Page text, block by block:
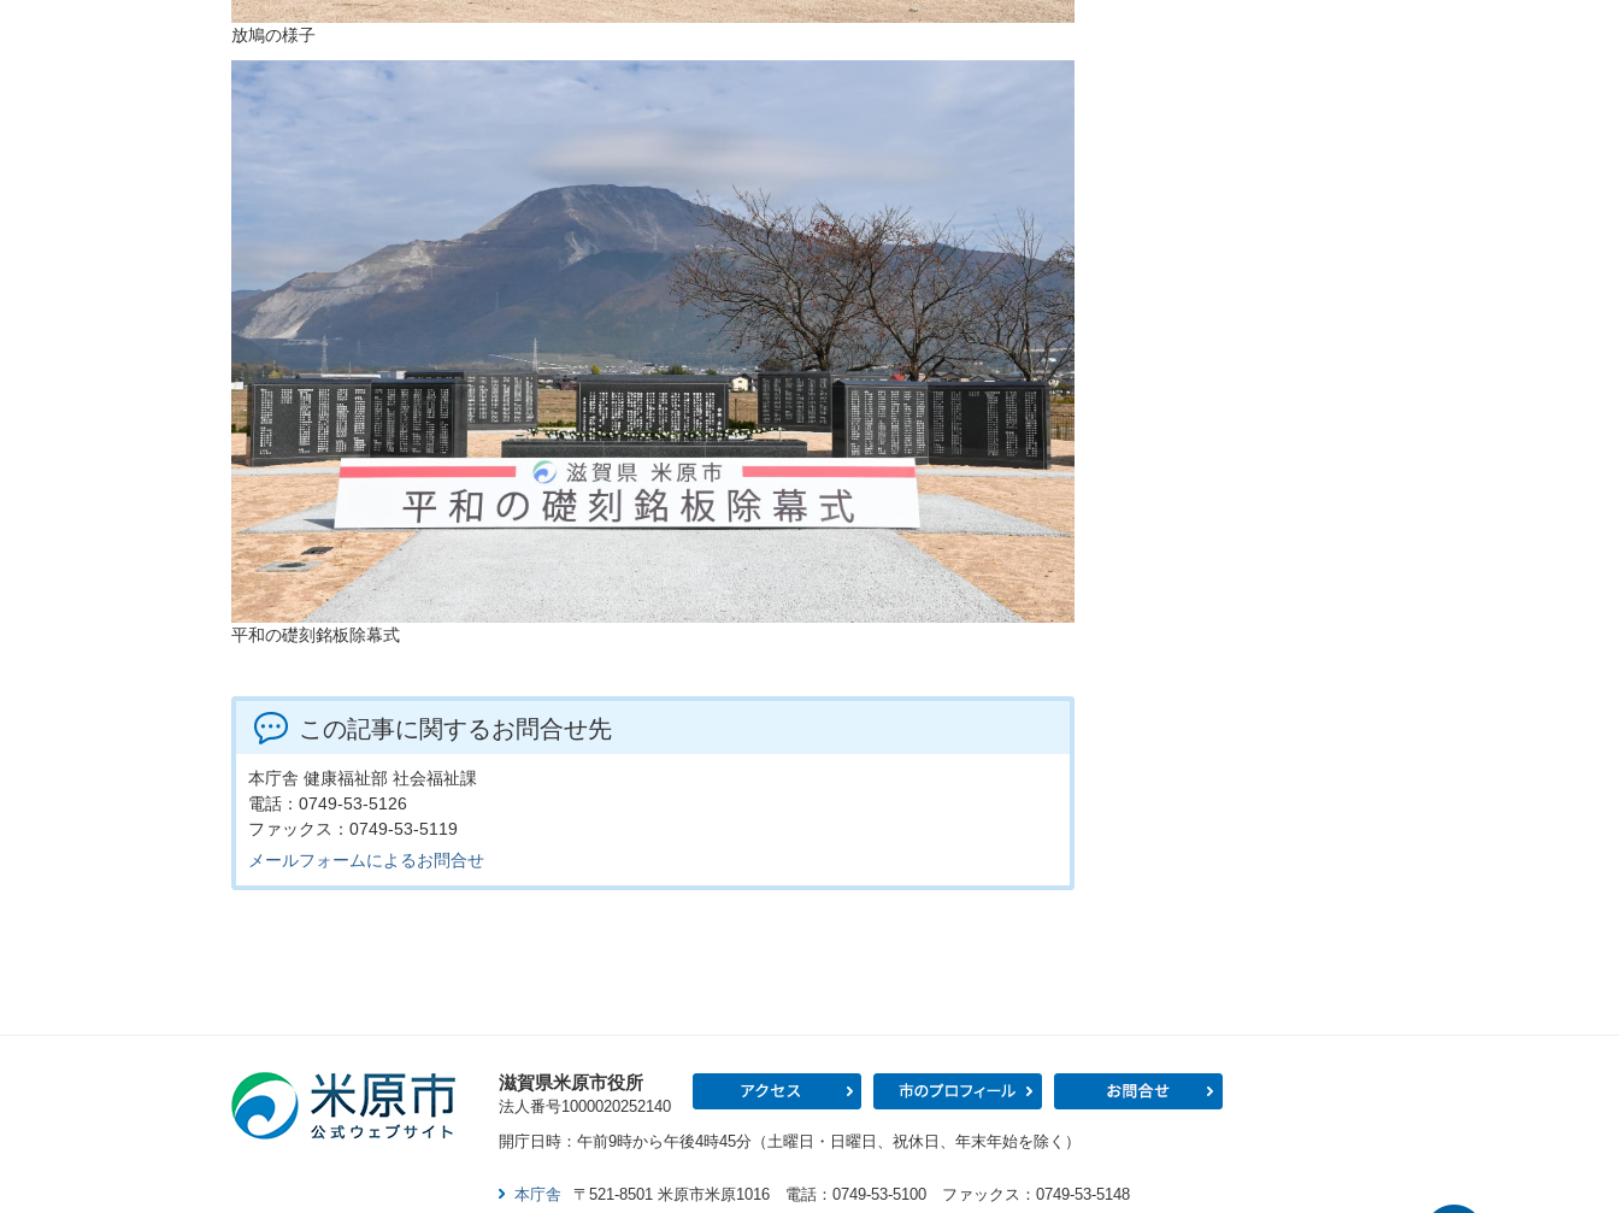
放鳩の様子
平和の礎刻銘板除幕式
この記事に関するお問合せ先
本庁舎 健康福祉部 社会福祉課
電話：0749-53-5126
ファックス：0749-53-5119
メールフォームによるお問合せ
滋賀県米原市役所
法人番号1000020252140
アクセス 市のプロフィール
開庁日時：午前9時から午後4時45分（土曜日・日曜日、祝休日、年末年始を除く）
本庁舎 〒521-8501 米原市米原1016 電話：0749-53-5100 ファックス：0749-53-5148